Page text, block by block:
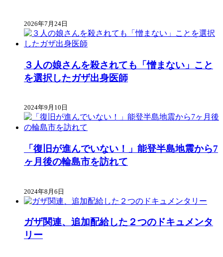
2026年7月24日
３人の娘さんを殺されても「憎まない」こと
を選択したガザ出身医師
2024年9月10日
「復旧が進んでいない！」能登半島地震から7
ヶ月後の輪島市を訪れて
2024年8月6日
ガザ関連、追加配給した２つのドキュメンタ
リー